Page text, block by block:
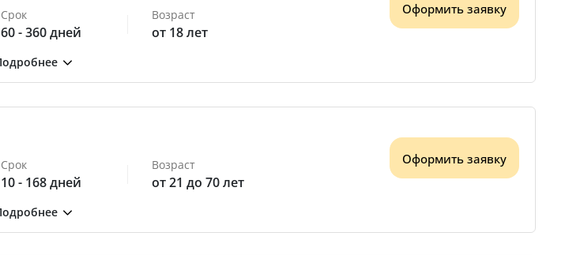
Срок
60 - 360 дней
Возраст
от 18 лет
Оформить заявку
Срок
10 - 168 дней
Возраст
от 21 до 70 лет
Оформить заявку